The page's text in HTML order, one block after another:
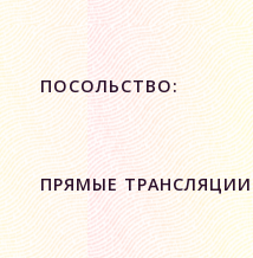
ПОСОЛЬСТВО:
ПРЯМЫЕ ТРАНСЛЯЦИИ